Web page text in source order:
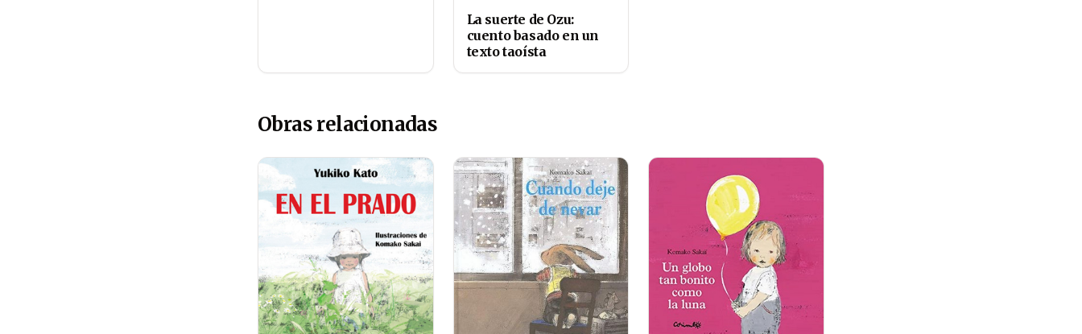
La suerte de Ozu:
cuento basado en un
texto taoísta
Obras relacionadas